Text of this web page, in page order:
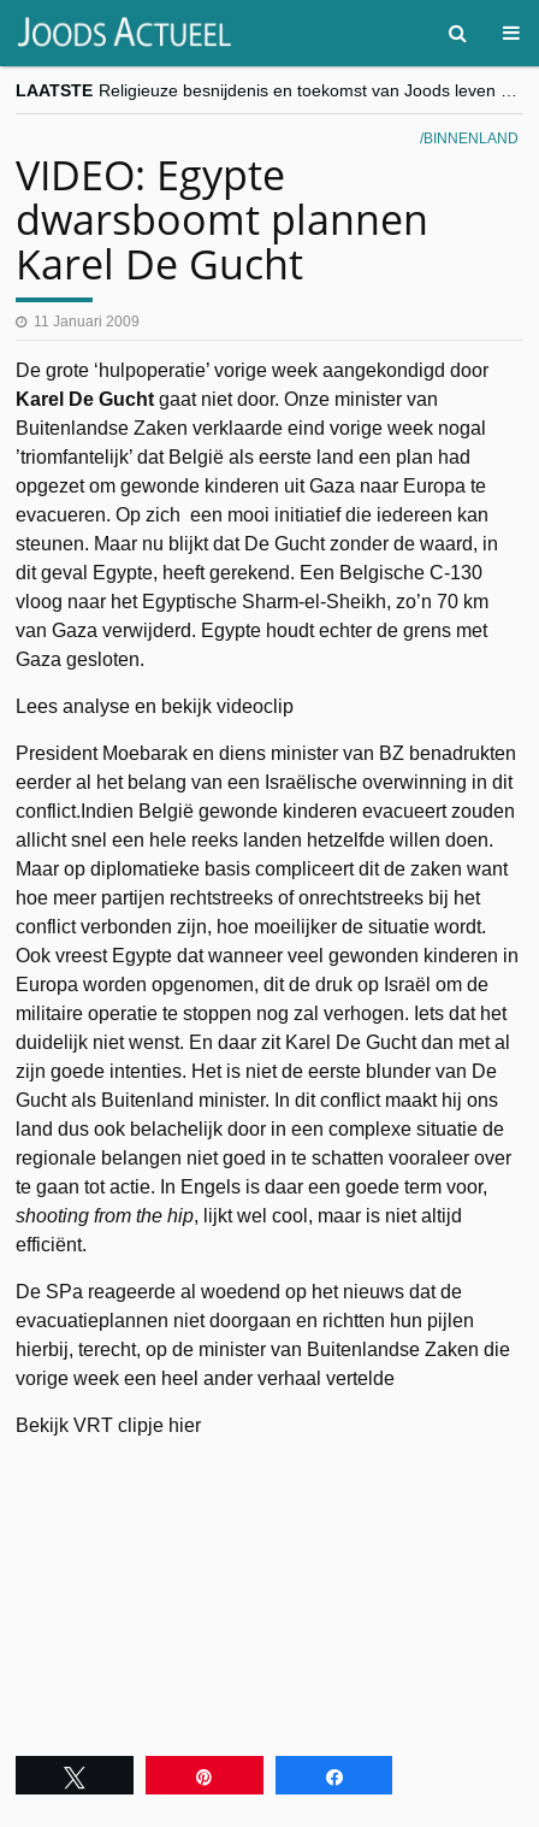
LAATSTE
“Besnijdenisdebat toont hoe moeilijk seculiere Westen minderheden begrijpt”, Jinnih Beels (Vooruit)
CITYTRIP | ROEMENIË – Boekarest: de verrassing van Oost-Europa
BINNENLAND
VIDEO: Egypte
dwarsboomt plannen
Karel De Gucht
11 Januari 2009
De grote ‘hulpoperatie’ vorige week aangekondigd door
Karel De Gucht gaat niet door. Onze minister van
Buitenlandse Zaken verklaarde eind vorige week nogal
’triomfantelijk’ dat België als eerste land een plan had
opgezet om gewonde kinderen uit Gaza naar Europa te
evacueren. Op zich een mooi initiatief die iedereen kan
steunen. Maar nu blijkt dat De Gucht zonder de waard, in
dit geval Egypte, heeft gerekend. Een Belgische C-130
vloog naar het Egyptische Sharm-el-Sheikh, zo’n 70 km
van Gaza verwijderd. Egypte houdt echter de grens met
Gaza gesloten.
Lees analyse en bekijk videoclip
President Moebarak en diens minister van BZ benadrukten
eerder al het belang van een Israëlische overwinning in dit
conflict.Indien België gewonde kinderen evacueert zouden
allicht snel een hele reeks landen hetzelfde willen doen.
Maar op diplomatieke basis compliceert dit de zaken want
hoe meer partijen rechtstreeks of onrechtstreeks bij het
conflict verbonden zijn, hoe moeilijker de situatie wordt.
Ook vreest Egypte dat wanneer veel gewonden kinderen in
Europa worden opgenomen, dit de druk op Israël om de
militaire operatie te stoppen nog zal verhogen. Iets dat het
duidelijk niet wenst. En daar zit Karel De Gucht dan met al
zijn goede intenties. Het is niet de eerste blunder van De
Gucht als Buitenland minister. In dit conflict maakt hij ons
land dus ook belachelijk door in een complexe situatie de
regionale belangen niet goed in te schatten vooraleer over
te gaan tot actie. In Engels is daar een goede term voor,
shooting from the hip, lijkt wel cool, maar is niet altijd
efficiënt.
De SPa reageerde al woedend op het nieuws dat de
evacuatieplannen niet doorgaan en richtten hun pijlen
hierbij, terecht, op de minister van Buitenlandse Zaken die
vorige week een heel ander verhaal vertelde
Bekijk VRT clipje hier